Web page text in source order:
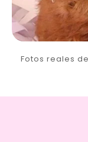
Fotos reales